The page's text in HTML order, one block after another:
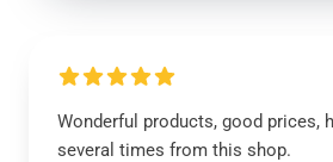
Wonderful products, good prices,
several times from this shop.